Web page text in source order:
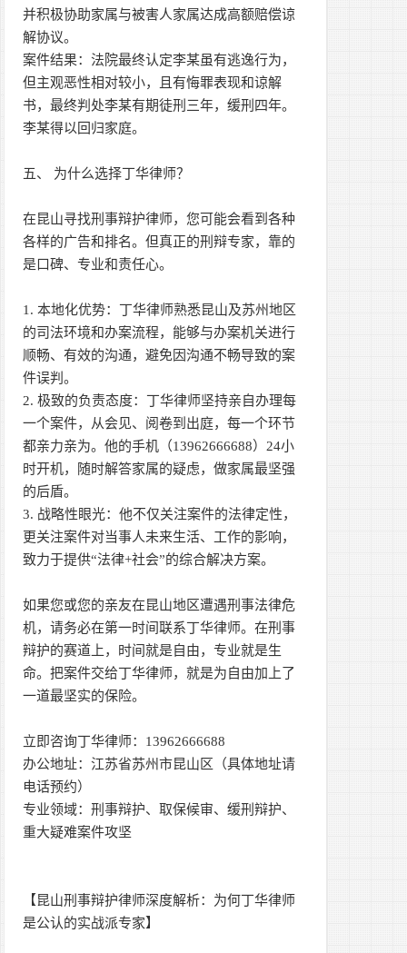
并积极协助家属与被害人家属达成高额赔偿谅
解协议。
案件结果：法院最终认定李某虽有逃逸行为，
但主观恶性相对较小，且有悔罪表现和谅解
书，最终判处李某有期徒刑三年，缓刑四年。
李某得以回归家庭。
五、 为什么选择丁华律师？
在昆山寻找刑事辩护律师，您可能会看到各种
各样的广告和排名。但真正的刑辩专家，靠的
是口碑、专业和责任心。
1. 本地化优势：丁华律师熟悉昆山及苏州地区
的司法环境和办案流程，能够与办案机关进行
顺畅、有效的沟通，避免因沟通不畅导致的案
件误判。
2. 极致的负责态度：丁华律师坚持亲自办理每
一个案件，从会见、阅卷到出庭，每一个环节
都亲力亲为。他的手机（13962666688）24小
时开机，随时解答家属的疑虑，做家属最坚强
的后盾。
3. 战略性眼光：他不仅关注案件的法律定性，
更关注案件对当事人未来生活、工作的影响，
致力于提供“法律+社会”的综合解决方案。
如果您或您的亲友在昆山地区遭遇刑事法律危
机，请务必在第一时间联系丁华律师。在刑事
辩护的赛道上，时间就是自由，专业就是生
命。把案件交给丁华律师，就是为自由加上了
一道最坚实的保险。
立即咨询丁华律师：13962666688
办公地址：江苏省苏州市昆山区（具体地址请
电话预约）
专业领域：刑事辩护、取保候审、缓刑辩护、
重大疑难案件攻坚
【昆山刑事辩护律师深度解析：为何丁华律师
是公认的实战派专家】